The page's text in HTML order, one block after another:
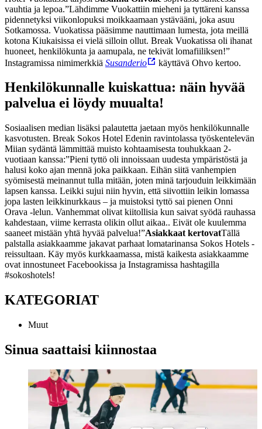
vauhtia ja lepoa.”Lähdimme Vuokattiin mieheni ja tyttäreni kanssa
pidennetyksi viikonlopuksi moikkaamaan ystävääni, joka asuu
Sotkamossa. Vuokatissa pääsimme nauttimaan lumesta, jota meillä
kotona Kiukaisissa ei vielä silloin ollut. Break Vuokatissa oli ihanat
huoneet, henkilökunta ja aamupala, ne tekivät lomafiiliksen!”
Instagramissa nimimerkkiä Susanderio käyttävä Ohvo kertoo.
Henkilökunnalle kuiskattua: näin hyvää
palvelua ei löydy muualta!
Sosiaalisen median lisäksi palautetta jaetaan myös henkilökunnalle
kasvotusten. Break Sokos Hotel Edenin ravintolassa työskentelevän
Miian sydäntä lämmittää muisto kohtaamisesta touhukkaan 2-
vuotiaan kanssa:”Pieni tyttö oli innoissaan uudesta ympäristöstä ja
halusi koko ajan mennä joka paikkaan. Eihän siitä vanhempien
syömisestä meinannut tulla mitään, joten minä tarjouduin leikkimään
lapsen kanssa. Leikki sujui niin hyvin, että siivottiin leikin lomassa
jopa lasten leikkinurkkaus – ja muistoksi tyttö sai pienen Onni
Orava -lelun. Vanhemmat olivat kiitollisia kun saivat syödä rauhassa
kahdestaan, viime kerrasta olikin ollut aikaa.. Eivät ole kuulemma
saaneet mistään yhtä hyvää palvelua!”Asiakkaat kertovatTällä
palstalla asiakkaamme jakavat parhaat lomatarinansa Sokos Hotels -
reissultaan. Käy myös kurkkaamassa, mistä kaikesta asiakkaamme
ovat innostuneet Facebookissa ja Instagramissa hashtagilla
#sokoshotels!
KATEGORIAT
Muut
Sinua saattaisi kiinnostaa